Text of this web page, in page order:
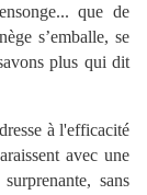
que de
s’emballe, se
plus qui dit
à l'efficacité
avec une
sans